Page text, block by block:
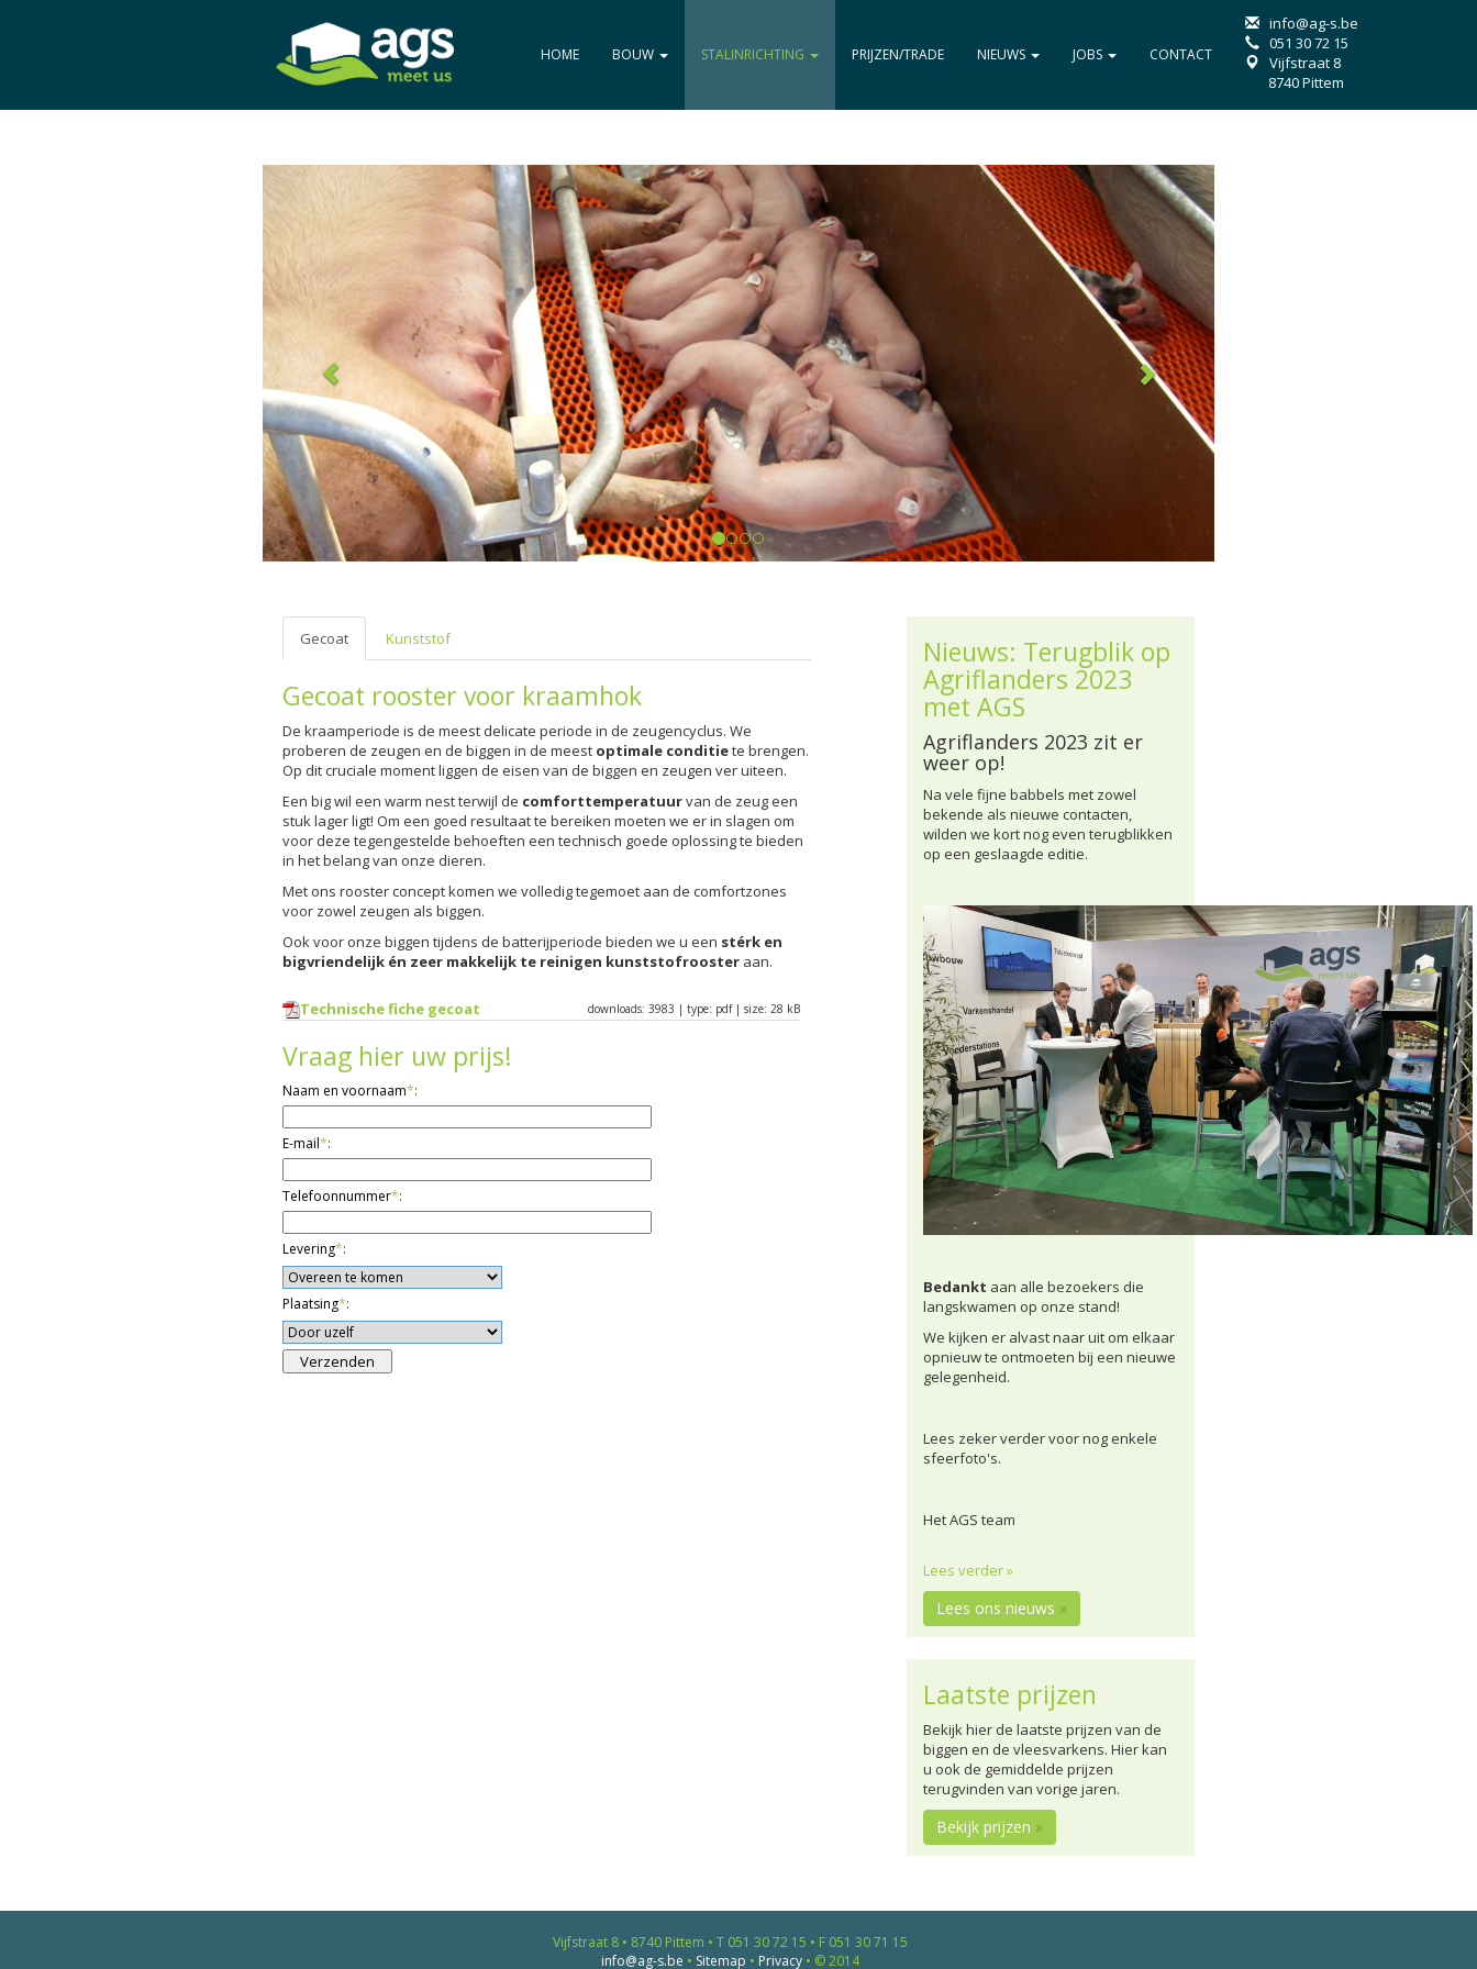
HOME BOUW STALINRICHTING PRIJZEN/TRADE NIEUWS JOBS CONTACT
info@ag-s.be
051 30 72 15
Vijfstraat 8
8740 Pittem
Gecoat Kunststof
Gecoat rooster voor kraamhok
De kraamperiode is de meest delicate periode in de zeugencyclus. We
proberen de zeugen en de biggen in de meestoptimale conditiete brengen.
Op dit cruciale moment liggen de eisen van de biggen en zeugen ver uiteen.
Een big wil een warm nest terwijl de comforttemperatuurvan de zeug een
stuk lager ligt! Om een goed resultaat te bereiken moeten we er in slagen om
voor deze tegengestelde behoeften een technisch goede oplossing te bieden
in het belang van onze dieren.
Met ons rooster concept komen we volledig tegemoet aan de comfortzones
voor zowel zeugen als biggen.
Ook voor onze biggen tijdens de batterijperiode bieden we u een stérk en
bigvriendelijk én zeer makkelijk te reinigen kunststofroosteraan.
Technische fiche gecoat downloads: 3983 | type: pdf | size: 28 kB
Vraag hier uw prijs!
Naam en voornaam*:
E-mail*:
Telefoonnummer*:
Levering*:
Plaatsing*:
Nieuws: Terugblik op
Agriflanders 2023
met AGS
Agriflanders 2023 zit er
weer op!
Na vele fijne babbels met zowel
bekende als nieuwe contacten,
wilden we kort nog even terugblikken
op een geslaagde editie.
Bedankt aan alle bezoekers die
langskwamen op onze stand!
We kijken er alvast naar uit om elkaar
opnieuw te ontmoeten bij een nieuwe
gelegenheid.
Lees zeker verder voor nog enkele
sfeerfoto's.
Het AGS team
Lees verder »
Lees ons nieuws »
Laatste prijzen
Bekijk hier de laatste prijzen van de
biggen en de vleesvarkens. Hier kan
u ook de gemiddelde prijzen
terugvinden van vorige jaren.
Bekijk prijzen »
Vijfstraat 8 • 8740 Pittem • T 051 30 72 15 • F 051 30 71 15
info@ag-s.be • Sitemap • Privacy• © 2014